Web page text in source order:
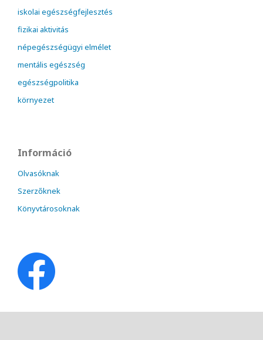
iskolai egészségfejlesztés
fizikai aktivitás
népegészségügyi elmélet
mentális egészség
egészségpolitika
környezet
Információ
Olvasóknak
Szerzőknek
Könyvtárosoknak